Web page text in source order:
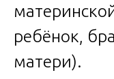
ребёнок,
матери).